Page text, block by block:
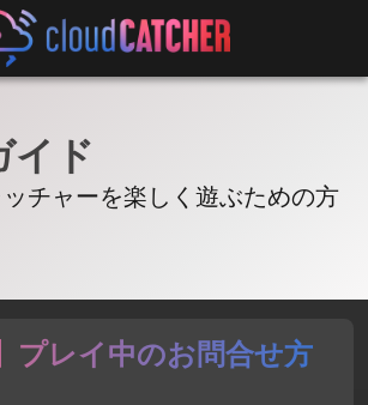
イド
チャーを楽しく遊ぶための方
プレイ中のお問合せ方